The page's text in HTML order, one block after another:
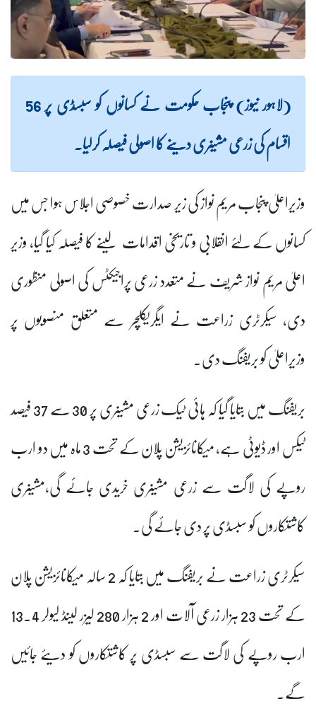
(لاہور نیوز) پنجاب حکومت نے کسانوں کو سبسڈی پر 56
اقسام کی زرعی مشینری دینے کا اصولی فیصلہ کرلیا۔
وزیراعلیٰ پنجاب مریم نواز کی زیر صدارت خصوصی اجلاس ہوا جس میں
کسانوں کے لئے انقلابی و تاریخی اقدامات لینے کا فیصلہ کیا گیا، وزیر
اعلیٰ مریم نواز شریف نے متعدد زرعی پراجیکٹس کی اصولی منظوری
دی، سیکرٹری زراعت نے ایگریکلچر سے متعلق منصوبوں پر
وزیراعلیٰ کو بریفنگ دی۔
بریفنگ میں بتایا گیا کہ ہائی ٹیک زرعی مشینری پر 30 سے 37 فیصد
ٹیکس اور ڈیوٹی ہے، میکانائزیشن پلان کے تحت 3 ماہ میں دو ارب
روپے کی لاگت سے زرعی مشینری خریدی جائے گی،مشینری
کاشتکاروں کو سبسڈی پر دی جائے گی۔
سیکرٹری زراعت نے بریفنگ میں بتایا کہ 2 سالہ میکانائزیشن پلان
کے تحت 23 ہزار زرعی آلات اور 2 ہزار 280 لیزر لینڈ لیولر 13.4
ارب روپے کی لاگت سے سبسڈی پر کاشتکاروں کو دیئے جائیں
گے۔